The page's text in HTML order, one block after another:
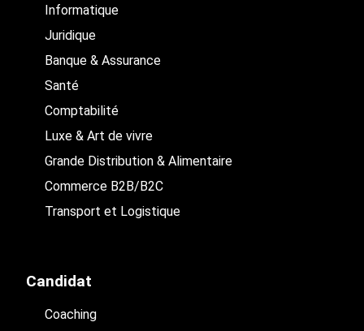
Informatique
Juridique
Banque & Assurance
Santé
Comptabilité
Luxe & Art de vivre
Grande Distribution & Alimentaire
Commerce B2B/B2C
Transport et Logistique
Candidat
Coaching